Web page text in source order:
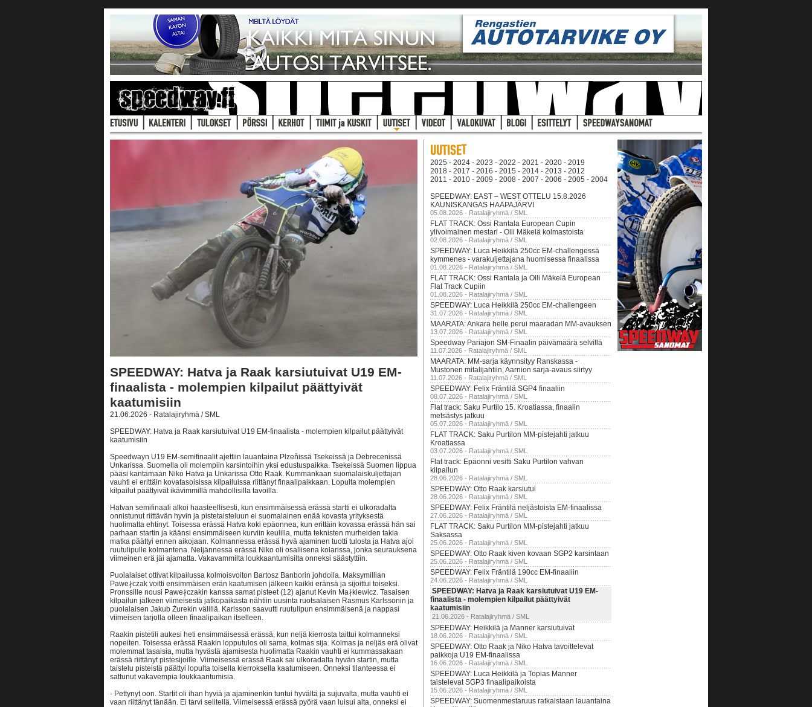
SPEEDWAY: Hatva ja Raak karsiutuivat U19 EM-
finaalista - molempien kilpailut päättyivät
kaatumisiin
21.06.2026 - Ratalajiryhmä / SML
SPEEDWAY: Hatva ja Raak karsiutuivat U19 EM-finaalista - molempien kilpailut päättyivät
kaatumisiin
Speedwayn U19 EM-semifinaalit ajettiin lauantaina Plzeňissä Tsekeissä ja Debrecenissä
Unkarissa. Suomella oli molempiin karsintoihin yksi edustuspaikka. Tsekeissä Suomen lippua
pääsi kantamaan Niko Hatva ja Unkarissa Otto Raak. Kummankaan suomalaiskuljettajan
vauhti ei erittäin kovatasoisissa kilpailuissa riittänyt finaalipaikkaan. Lopulta molempien
kilpailut päättyivät ikävimmillä mahdollisilla tavoilla.
Hatvan semifinaali alkoi haasteellisesti, kun ensimmäisessä erässä startti ei ulkoradalta
onnistunut riittävän hyvin ja pistetaisteluun ei suomalainen enää kovasta yrityksestä
huolimatta ehtinyt. Toisessa erässä Hatva koki epäonnea, kun erittäin kovassa erässä hän sai
parhaan startin ja käänsi ensimmäiseen kurviin keulilla, mutta teknisten murheiden takia
matka päättyi ennen aikojaan. Kolmannessa erässä hyvä ajaminen tuotti tulosta ja Hatva ajoi
ruutulipulle kolmantena. Neljännessä erässä Niko oli osallisena kolarissa, jonka seurauksena
viimeinen erä jäi ajamatta. Vakavammilta loukkaantumisilta onneksi säästyttiin.
Puolalaiset ottivat kilpailussa kolmoisvoiton Bartosz Banborin johdolla. Maksymillian
Pawe∤czak voitti ensimmäisen erän kaatumisen jälkeen kaikki eränsä ja sijoittui toiseksi.
Pronssille nousi Pawe∤czakin kanssa samat pisteet (12) ajanut Kevin Ma∤kiewicz. Tasaisen
kilpailun jälkeen viimeisestä jatkopaikasta nähtiin uusinta ruotsalaisen Rasmus Karlssonin ja
puolalaisen Jakub Żurekin välillä. Karlsson saavutti ruutulipun ensimmäisenä ja nappasi
viimeisen tarjolla olleen finaalipaikan itselleen.
Raakin pistetili aukesi heti ensimmäisessä erässä, kun neljä kierrosta taittui kolmanneksi
nopeiten. Toisessa erässä Raakin lopputulos oli sama, kolmas sija. Kolmas ja neljäs erä olivat
molemmat tasaisia, mutta hyvästä ajamisesta huolimatta Raakin vauhti ei kummassakaan
erässä riittänyt pistesijoille. Viimeisessä erässä Raak sai ulkoradalta hyvän startin, mutta
taistelu pisteistä päättyi lopulta toisella kierroksella kaatumiseen. Onneksi tilanteessa ei
sattunut vakavempia loukkaantumisia.
- Pettynyt oon. Startit oli ihan hyviä ja ajaminenkin tuntui hyvältä ja sujuvalta, mutta vauhti ei
vaan riittänyt tänään. Ei tarvi selitellä. Viimeisessä erässä pyörä vaan luisui alta, onneksi ei
2025 - 2024 - 2023 - 2022 - 2021 - 2020 - 2019
2018 - 2017 - 2016 - 2015 - 2014 - 2013 - 2012
2011 - 2010 - 2009 - 2008 - 2007 - 2006 - 2005 - 2004
SPEEDWAY: EAST – WEST OTTELU 15.8.2026
KAUNISKANGAS HAAPAJÄRVI
05.08.2026 - Ratalajiryhmä / SML
FLAT TRACK: Ossi Rantala European Cupin
ylivoimainen mestari - Olli Mäkelä kolmastoista
02.08.2026 - Ratalajiryhmä / SML
SPEEDWAY: Luca Heikkilä 250cc EM-challengessä
kymmenes - varakuljettajana huomisessa finaalissa
01.08.2026 - Ratalajiryhmä / SML
FLAT TRACK: Ossi Rantala ja Olli Mäkelä European
Flat Track Cupiin
01.08.2026 - Ratalajiryhmä / SML
SPEEDWAY: Luca Heikkilä 250cc EM-challengeen
31.07.2026 - Ratalajiryhmä / SML
MAARATA: Ankara helle perui maaradan MM-avauksen
13.07.2026 - Ratalajiryhmä / SML
Speedway Pariajon SM-Finaalin päivämäärä selvillä
11.07.2026 - Ratalajiryhmä / SML
MAARATA: MM-sarja käynnsityy Ranskassa -
Mustonen mitalijahtiin, Aarnion sarja-avaus siirtyy
11.07.2026 - Ratalajiryhmä / SML
SPEEDWAY: Felix Fräntilä SGP4 finaaliin
08.07.2026 - Ratalajiryhmä / SML
Flat track: Saku Purtilo 15. Kroatiassa, finaalin
metsästys jatkuu
05.07.2026 - Ratalajiryhmä / SML
FLAT TRACK: Saku Purtilon MM-pistejahti jatkuu
Kroatiassa
03.07.2026 - Ratalajiryhmä / SML
Flat track: Epäonni vesitti Saku Purtilon vahvan
kilpailun
28.06.2026 - Ratalajiryhmä / SML
SPEEDWAY: Otto Raak karsiutui
28.06.2026 - Ratalajiryhmä / SML
SPEEDWAY: Felix Fräntilä neljästoista EM-finaalissa
27.06.2026 - Ratalajiryhmä / SML
FLAT TRACK: Saku Purtilon MM-pistejahti jatkuu
Saksassa
25.06.2026 - Ratalajiryhmä / SML
SPEEDWAY: Otto Raak kiven kovaan SGP2 karsintaan
25.06.2026 - Ratalajiryhmä / SML
SPEEDWAY: Felix Fräntilä 190cc EM-finaaliin
24.06.2026 - Ratalajiryhmä / SML
SPEEDWAY: Hatva ja Raak karsiutuivat U19 EM-
finaalista - molempien kilpailut päättyivät
kaatumisiin
21.06.2026 - Ratalajiryhmä / SML
SPEEDWAY: Heikkilä ja Manner karsiutuivat
18.06.2026 - Ratalajiryhmä / SML
SPEEDWAY: Otto Raak ja Niko Hatva tavoittelevat
paikkoja U19 EM-finaalissa
16.06.2026 - Ratalajiryhmä / SML
SPEEDWAY: Luca Heikkilä ja Topias Manner
taistelevat SGP3 finaalipaikoista
15.06.2026 - Ratalajiryhmä / SML
SPEEDWAY: Suomenmestaruus ratkaistaan lauantaina